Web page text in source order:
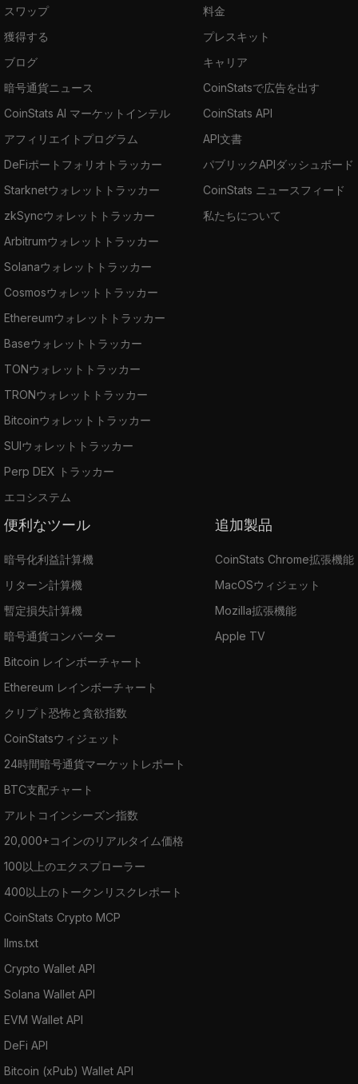
スワップ
獲得する
ブログ
暗号通貨ニュース
CoinStats AI マーケットインテル
アフィリエイトプログラム
DeFiポートフォリオトラッカー
Starknetウォレットトラッカー
zkSyncウォレットトラッカー
Arbitrumウォレットトラッカー
Solanaウォレットトラッカー
Cosmosウォレットトラッカー
Ethereumウォレットトラッカー
Baseウォレットトラッカー
TONウォレットトラッカー
TRONウォレットトラッカー
Bitcoinウォレットトラッカー
SUIウォレットトラッカー
Perp DEX トラッカー
エコシステム
料金
プレスキット
キャリア
CoinStatsで広告を出す
CoinStats API
API文書
パブリックAPIダッシュボード
CoinStats ニュースフィード
私たちについて
便利なツール
暗号化利益計算機
リターン計算機
暫定損失計算機
暗号通貨コンバーター
Bitcoin レインボーチャート
Ethereum レインボーチャート
クリプト恐怖と貪欲指数
CoinStatsウィジェット
24時間暗号通貨マーケットレポート
BTC支配チャート
アルトコインシーズン指数
20,000+コインのリアルタイム価格
100以上のエクスプローラー
400以上のトークンリスクレポート
CoinStats Crypto MCP
llms.txt
Crypto Wallet API
Solana Wallet API
EVM Wallet API
DeFi API
Bitcoin (xPub) Wallet API
追加製品
CoinStats Chrome拡張機能
MacOSウィジェット
Mozilla拡張機能
Apple TV